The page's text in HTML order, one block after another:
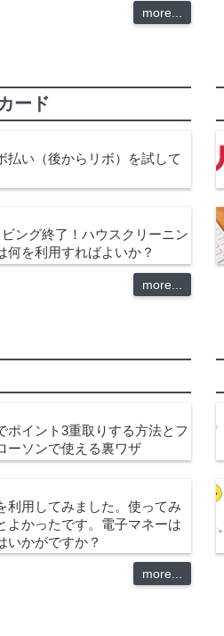
more...
ード
払い（後からリボ）を試して
ビング終了！ハウスクリーニン
何を利用すればよいか？
more...
ポイント3重取りする方法とフ
ーソンで使える裏ワザ
利用してみました。使ってみ
よかったです。電子マネーは
いかがですか？
more...